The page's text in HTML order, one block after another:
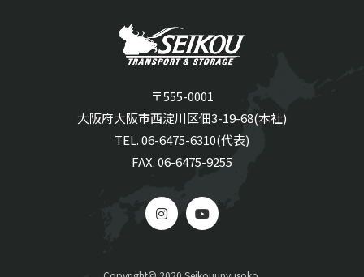
〒555-0001
大阪府大阪市西淀川区佃3-19-68(本社)
TEL. 06-6475-6310(代表)
FAX. 06-6475-9255